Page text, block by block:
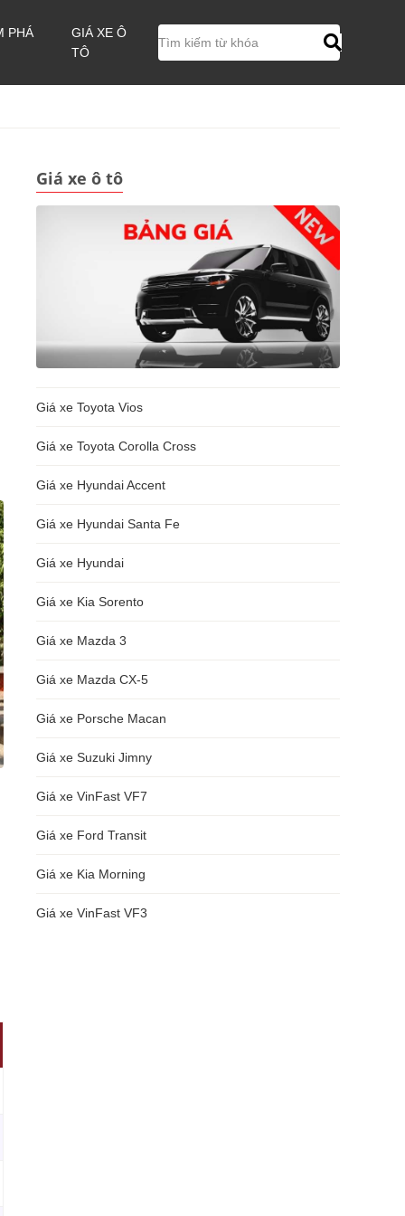
PHÁ
GIÁ XE Ô
TÔ
Giá xe ô tô
Giá xe Toyota Vios
Giá xe Toyota Corolla Cross
Giá xe Hyundai Accent
Giá xe Hyundai Santa Fe
Giá xe Hyundai
Giá xe Kia Sorento
Giá xe Mazda 3
Giá xe Mazda CX-5
Giá xe Porsche Macan
Giá xe Suzuki Jimny
Giá xe VinFast VF7
Giá xe Ford Transit
Giá xe Kia Morning
Giá xe VinFast VF3